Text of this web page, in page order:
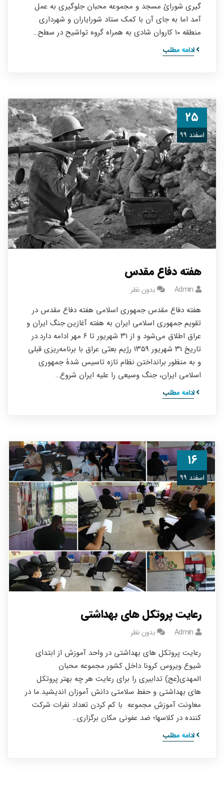
گیری شورائ مسجد و مجموعه محبان جلوگیری به عمل
آمد اما به جای آن با کمک ستاد شورایاران و شهرداری
منطقه ۱۰ کاروان شادی به همراه گروه تواشیح در سطح…
ادامه مطلب
۲۵
اسفند ۹۹
هفته دفاع مقدس
Admin بدون نظر
هفته دفاع مقدس جمهوری اسلامی هفته دفاع مقدس در
تقویم جمهوری اسلامی ایران به هفته آغازین جنگ ایران و
عراق اطلاق می‌شود و از ۳۱ شهریور تا ۶ مهر ادامه دارد.در
تاریخ ۳۱ شهريور ۱۳۵۹ رژيم بعثی عراق با برنامه‌ریزی قبلی
و به منظور برانداختن نظام تازه تاسیس شدۀ جمهوری
اسلامی ایران، جنگ وسیعی را عليه ايران شروع…
ادامه مطلب
۱۶
اسفند ۹۹
رعایت پروتکل های بهداشتی
Admin بدون نظر
رعایت پروتکل های بهداشتی در واحد آموزش از ابتدای
شیوع ویروس کرونا داخل کشور مجموعه محبان
المهدی(عج) تدابیری را برای رعایت هر چه بهتر پروتکل
های بهداشتی و حفط سلامتی دانش آموزان اندیشید.ما در
معاونت آموزش مجموعه با کم کردن تعداد نفرات شرکت
کننده در کلاسها؛ ضد عفونی مکان برگزاری…
ادامه مطلب